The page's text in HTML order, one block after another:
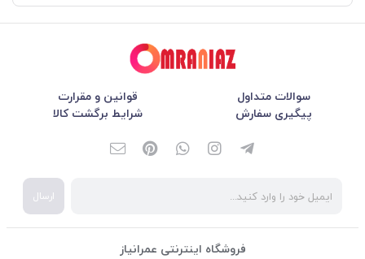
سوالات متداول
قوانین و مقرارت
پیگیری سفارش
شرایط برگشت کالا
ارسال
فروشگاه اینترنتی عمرانیاز